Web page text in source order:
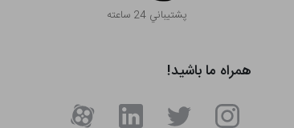
پشتيباني 24 ساعته
همراه ما باشید!